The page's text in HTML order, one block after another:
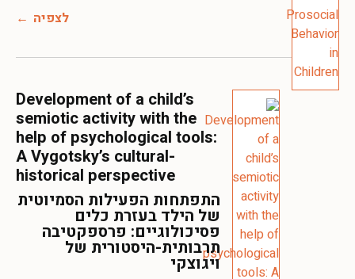
לצפיה
Development of a child’s
semiotic activity with the
help of psychological tools:
A Vygotsky’s cultural-
historical perspective
התפתחות הפעילות הסמיוטית
של הילד בעזרת כלים
פסיכולוגיים: פרספקטיבה
תרבותית-היסטורית של
ויגוצקי